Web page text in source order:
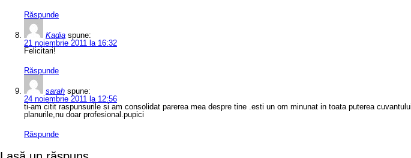
Răspunde
Kadia spune:
21 noiembrie 2011 la 16:32
Felicitari!
Răspunde
sarah spune:
24 noiembrie 2011 la 12:56
ti-am citit raspunsurile si am consolidat parerea mea despre tine .esti un om minunat in toata puterea
planurile,nu doar profesional.pupici
Răspunde